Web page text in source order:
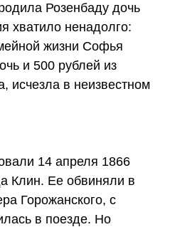
Розенбаду дочь
хватило ненадолго:
жизни Софья
и 500 рублей из
исчезла в неизвестном
14 апреля 1866
Клин. Ее обвиняли в
Горожанского, с
в поезде. Но